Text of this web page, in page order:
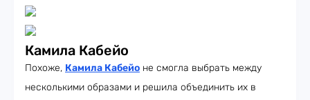
Камила Кабейо
Похоже, Камила Кабейо не смогла выбрать между
несколькими образами и решила объединить их в